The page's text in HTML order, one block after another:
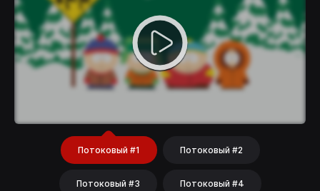
Потоковый #1 Потоковый #2
Потоковый #3 Потоковый #4